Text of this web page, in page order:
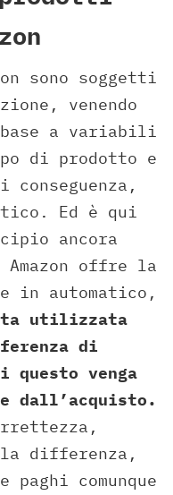
sono soggetti
venendo
a variabili
di prodotto e
Ed è qui
ancora
offre la
in automatico,
utilizzata
di
questo venga
dall’acquisto.
differenza,
paghi comunque